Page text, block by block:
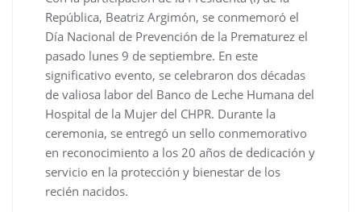
República, Beatriz Argimón, se conmemoró el
Día Nacional de Prevención de la Prematurez el
pasado lunes 9 de septiembre. En este
significativo evento, se celebraron dos décadas
de valiosa labor del Banco de Leche Humana del
Hospital de la Mujer del CHPR. Durante la
ceremonia, se entregó un sello conmemorativo
en reconocimiento a los 20 años de dedicación y
servicio en la protección y bienestar de los
recién nacidos.